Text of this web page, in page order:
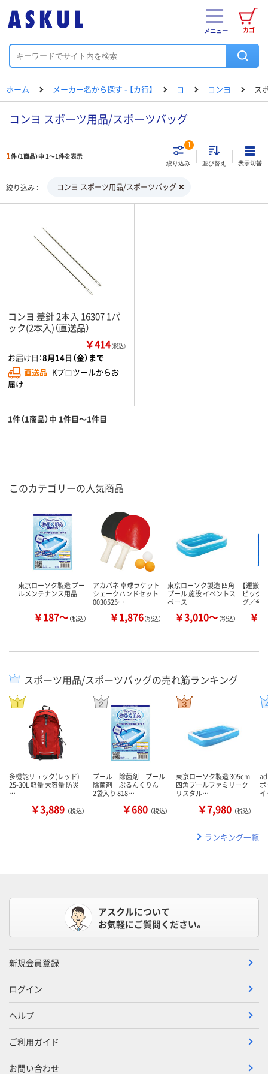
カゴ
メニュー
ホーム メーカー名から探す - 【カ行】 コ コンヨ ス
コンヨ スポーツ用品/スポーツバッグ
1件（1商品）中 1～1件を表示
絞り込み
1
並び替え 表示切替
絞り込み コンヨ スポーツ用品/スポーツバッグ
コンヨ 差針 2本入 16307 1パ
ック(2本入)（直送品）
￥414（税込）
お届け日：8月14日（金）まで
直送品 Kプロツールからお
届け
1件（1商品）中 1件目～1件目
このカテゴリーの人気商品
東京ローソク製造 プー
ルメンテナンス用品
￥187～（税込）
アカバネ 卓球ラケット
シェークハンドセット
0030525…
￥1,876（税込）
東京ローソク製造 四角
プール 施設 イベントス
ペース
￥3,010～（税込）
【運搬・
ビッグ
グ／今
￥
スポーツ用品/スポーツバッグの売れ筋ランキング
多機能リュック(レッド)
25-30L 軽量 大容量 防災
…
￥3,889 （税込）
プール 除菌剤 プール
除菌剤 ぷるんくりん
2袋入り 818…
￥680 （税込）
東京ローソク製造 305cm
四角プールファミリーク
リスタル…
￥7,980 （税込）
ボ
ランキング一覧
アスクルについて
お気軽にご質問ください。
新規会員登録
ログイン
ヘルプ
ご利用ガイド
お問い合わせ